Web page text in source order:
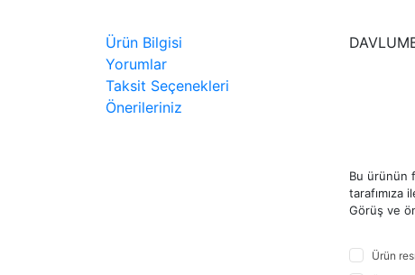
Ürün Bilgisi
Yorumlar
Taksit Seçenekleri
Önerileriniz
Bu ürünün
tarafımıza
Görüş ve
Ürün